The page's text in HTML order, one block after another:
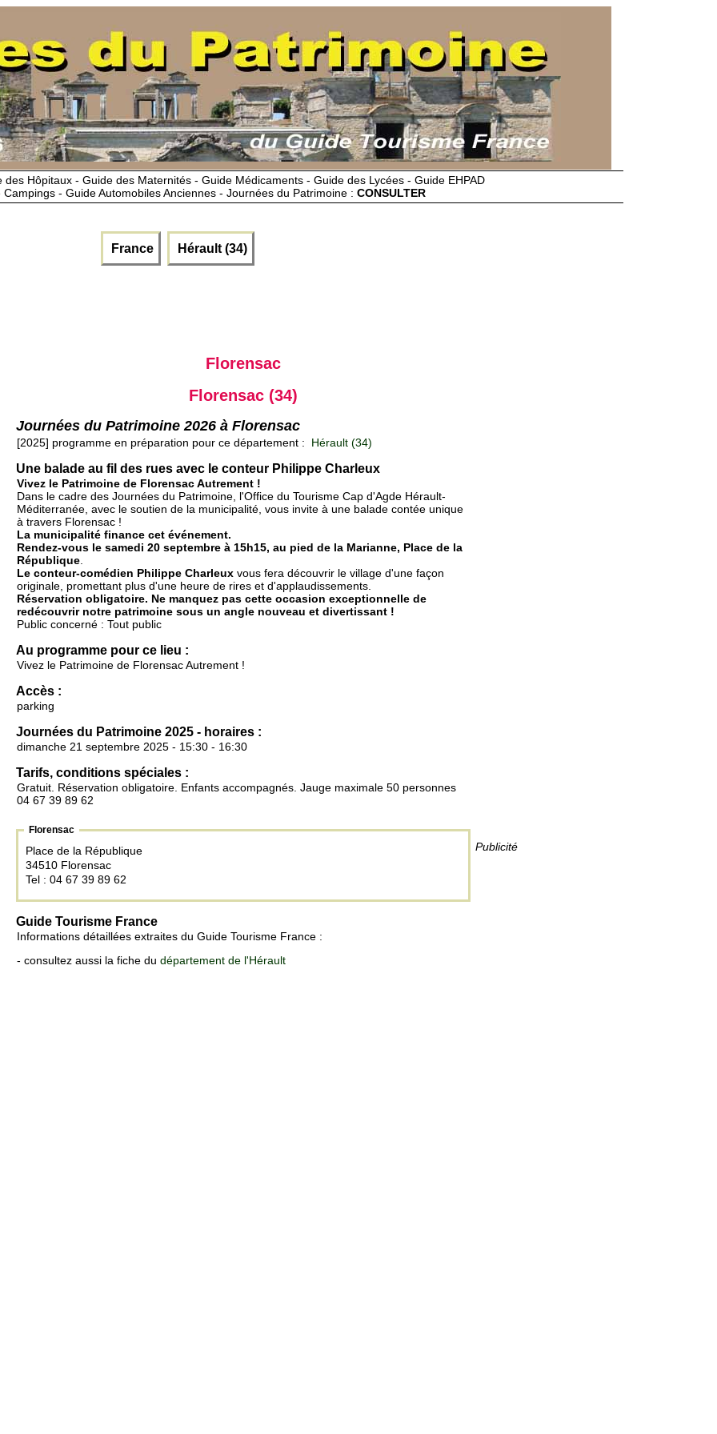
Hôpitaux - Guide des Maternités - Guide Médicaments - Guide des Lycées - Guide EHPAD
- Guide Automobiles Anciennes - Journées du Patrimoine : CONSULTER
France Hérault (34)
Publicité
Florensac
Florensac (34)
Journées du Patrimoine 2026 à Florensac
[2025] programme en préparation pour ce département : Hérault (34)
Une balade au fil des rues avec le conteur Philippe Charleux
Vivez le Patrimoine de Florensac Autrement !
Dans le cadre des Journées du Patrimoine, l'Office du Tourisme Cap d'Agde Hérault-
Méditerranée, avec le soutien de la municipalité, vous invite à une balade contée unique
à travers Florensac !
La municipalité finance cet événement.
Rendez-vous le samedi 20 septembre à 15h15, au pied de la Marianne, Place de la
République.
Le conteur-comédien Philippe Charleux vous fera découvrir le village d'une façon
originale, promettant plus d'une heure de rires et d'applaudissements.
Réservation obligatoire. Ne manquez pas cette occasion exceptionnelle de
redécouvrir notre patrimoine sous un angle nouveau et divertissant !
Public concerné : Tout public
Au programme pour ce lieu :
Vivez le Patrimoine de Florensac Autrement !
Accès :
parking
Journées du Patrimoine 2025 - horaires :
dimanche 21 septembre 2025 - 15:30 - 16:30
Tarifs, conditions spéciales :
Gratuit. Réservation obligatoire. Enfants accompagnés. Jauge maximale 50 personnes
04 67 39 89 62
Florensac
Place de la République
34510 Florensac
Tel : 04 67 39 89 62
Guide Tourisme France
Informations détaillées extraites du Guide Tourisme France :
- consultez aussi la fiche du département de l'Hérault